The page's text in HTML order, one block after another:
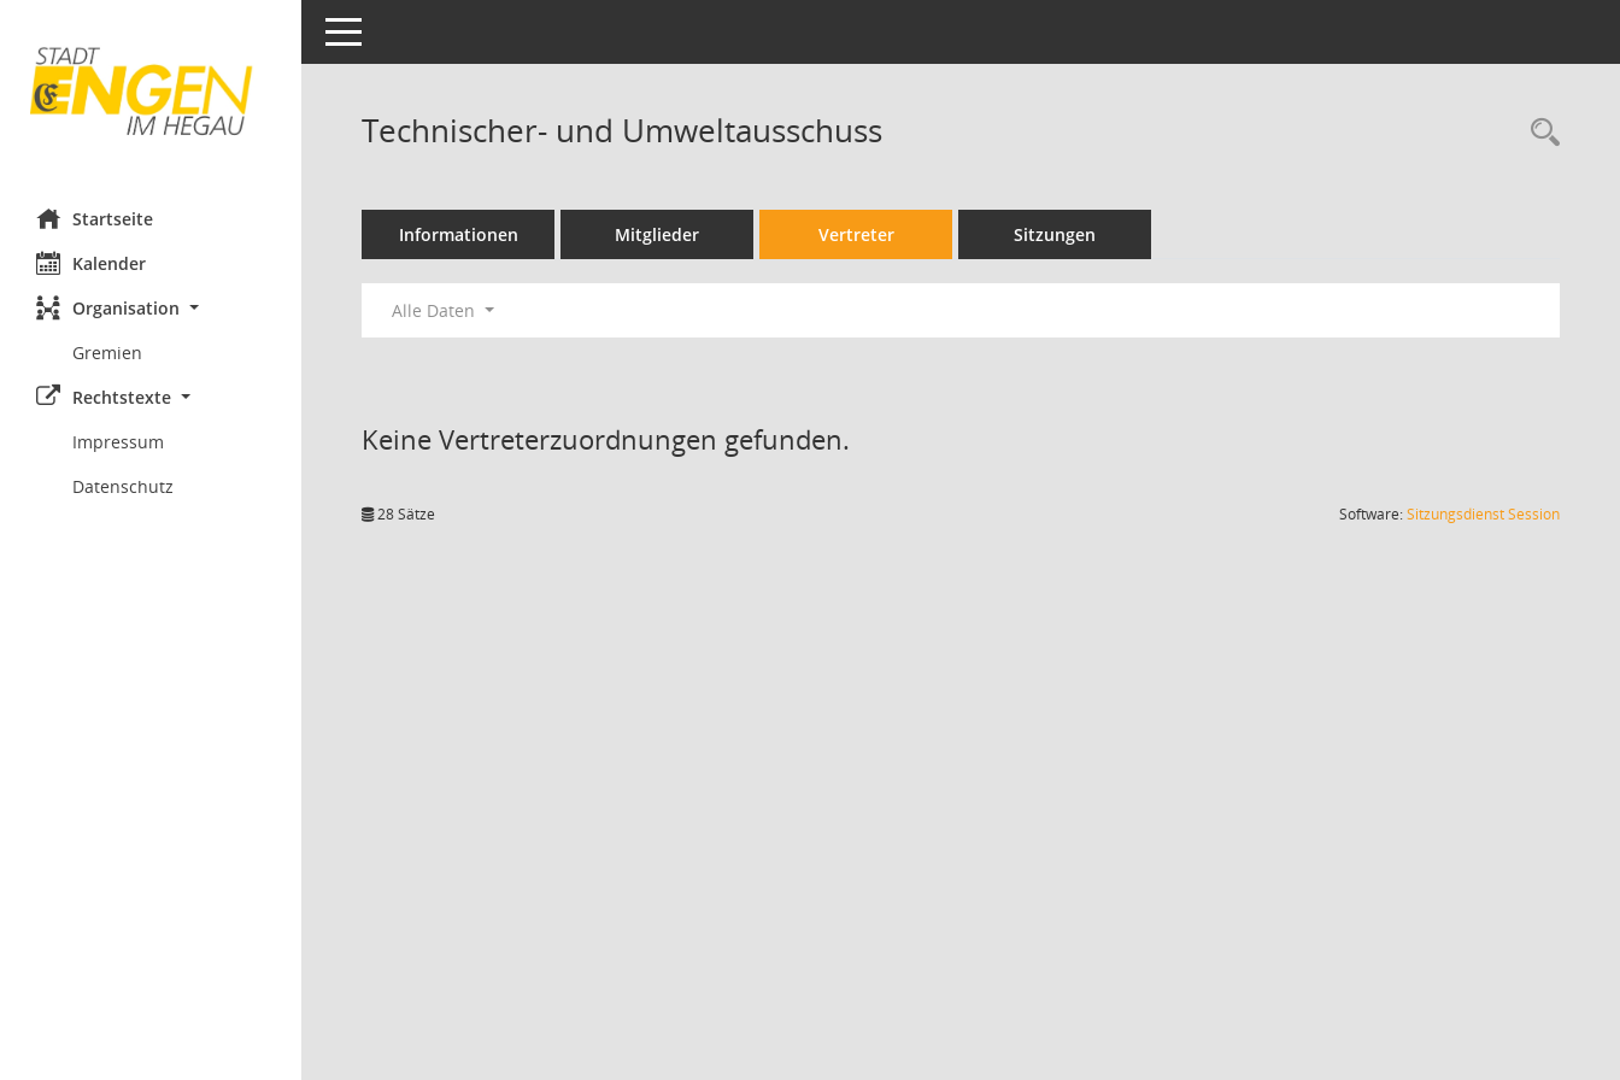
Startseite
Kalender
Organisation
Gremien
Rechtstexte
Impressum
Datenschutz
Toggle navigation
Technischer- und Umweltausschuss
Informationen Mitglieder Vertreter Sitzungen
Alle Daten
Keine Vertreterzuordnungen gefunden.
28 Sätze Software:SitzungsdienstSession(Wird in